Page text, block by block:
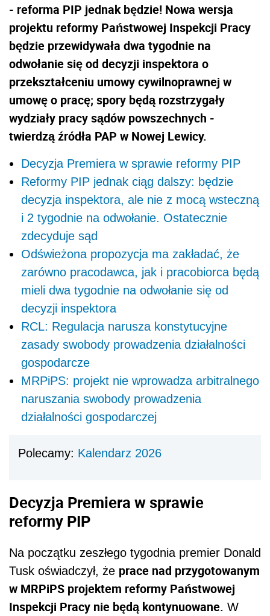
- reforma PIP jednak będzie! Nowa wersja
projektu reformy Państwowej Inspekcji Pracy
będzie przewidywała dwa tygodnie na
odwołanie się od decyzji inspektora o
przekształceniu umowy cywilnoprawnej w
umowę o pracę; spory będą rozstrzygały
wydziały pracy sądów powszechnych -
twierdzą źródła PAP w Nowej Lewicy.
Decyzja Premiera w sprawie reformy PIP
Reformy PIP jednak ciąg dalszy: będzie
decyzja inspektora, ale nie z mocą wsteczną
i 2 tygodnie na odwołanie. Ostatecznie
zdecyduje sąd
Odświeżona propozycja ma zakładać, że
zarówno pracodawca, jak i pracobiorca będą
mieli dwa tygodnie na odwołanie się od
decyzji inspektora
RCL: Regulacja narusza konstytucyjne
zasady swobody prowadzenia działalności
gospodarcze
MRPiPS: projekt nie wprowadza arbitralnego
naruszania swobody prowadzenia
działalności gospodarczej
Polecamy: Kalendarz 2026
Decyzja Premiera w sprawie
reformy PIP
Na początku zeszłego tygodnia premier Donald
Tusk oświadczył, że prace nad przygotowanym
w MRPiPS projektem reformy Państwowej
Inspekcji Pracy nie będą kontynuowane. W